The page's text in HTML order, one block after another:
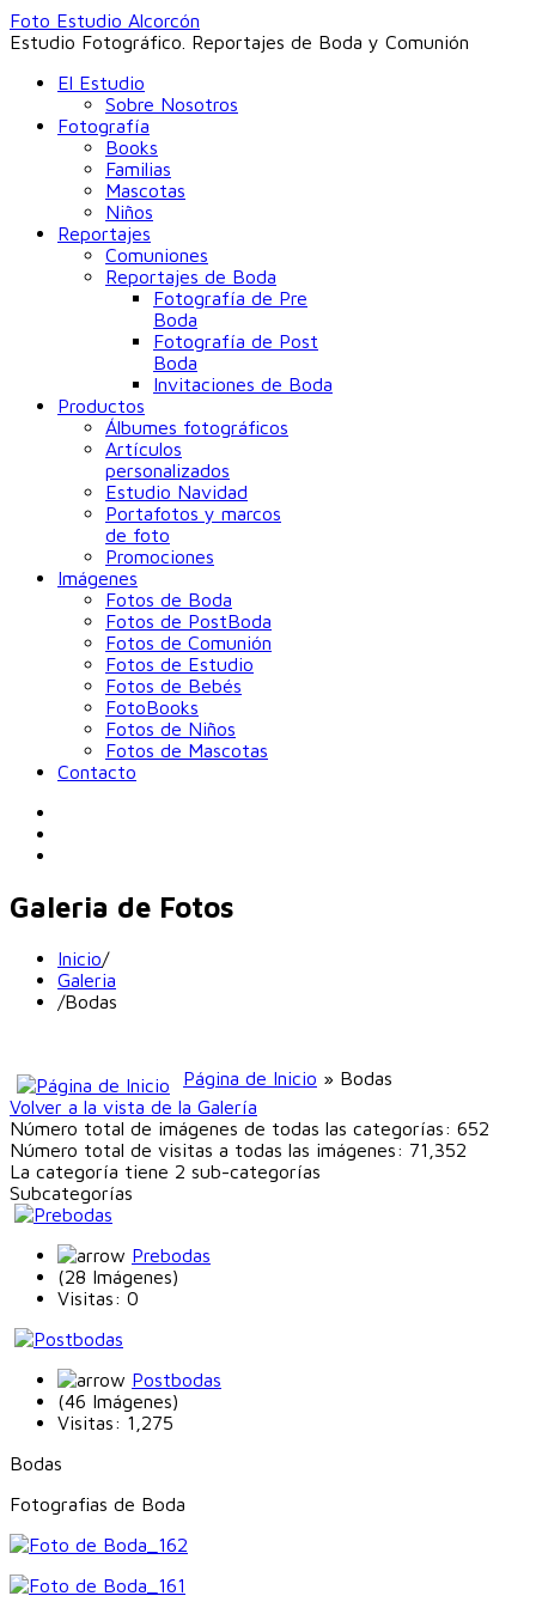
Foto Estudio Alcorcón
Estudio Fotográfico. Reportajes de Boda y Comunión
El Estudio
Sobre Nosotros
Fotografía
Books
Familias
Mascotas
Niños
Reportajes
Comuniones
Reportajes de Boda
Fotografía de Pre
Boda
Fotografía de Post
Boda
Invitaciones de Boda
Productos
Álbumes fotográficos
Artículos
personalizados
Estudio Navidad
Portafotos y marcos
de foto
Promociones
Imágenes
Fotos de Boda
Fotos de PostBoda
Fotos de Comunión
Fotos de Estudio
Fotos de Bebés
FotoBooks
Fotos de Niños
Fotos de Mascotas
Contacto
Galeria de Fotos
Inicio/
Galeria
/Bodas
Página de Inicio » Bodas
Volver a la vista de la Galería
Número total de imágenes de todas las categorías: 652
Número total de visitas a todas las imágenes: 71,352
La categoría tiene 2 sub-categorías
Subcategorías
Prebodas
(28 Imágenes)
Visitas: 0
Postbodas
(46 Imágenes)
Visitas: 1,275
Bodas
Fotografias de Boda